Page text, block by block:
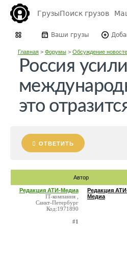
ГрузыПоиск грузов
Ваши грузы
Главная> Форумы> Обсуждение
Россия
это
ОТВЕТИТЬ
Автор
Редакция АТИ-Медиа
IT-компания ,
Санкт-Петербург
Код:1971890
#1
Редакция
Медиа